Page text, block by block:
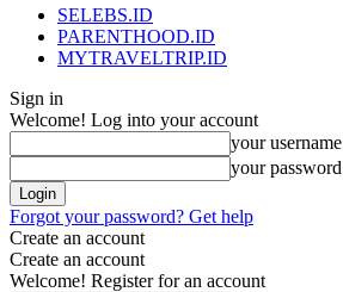
SELEBS.ID
PARENTHOOD.ID
MYTRAVELTRIP.ID
Sign in
Welcome! Log into your account
your username
your password
Forgot your password? Get help
Create an account
Create an account
Welcome! Register for an account